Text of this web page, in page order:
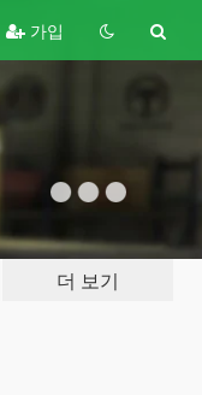
가입
더 보기